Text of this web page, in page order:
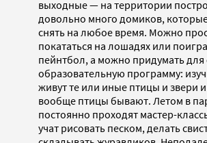
выходные — на территории
довольно много домиков,
снять на любое время. Можно
покататься на лошадях или
пейнтбол, а можно придумать для
образовательную программу:
живут те или иные птицы и звери
вообще птицы бывают. Летом в
постоянно проходят мастер-
учат рисовать песком, делать